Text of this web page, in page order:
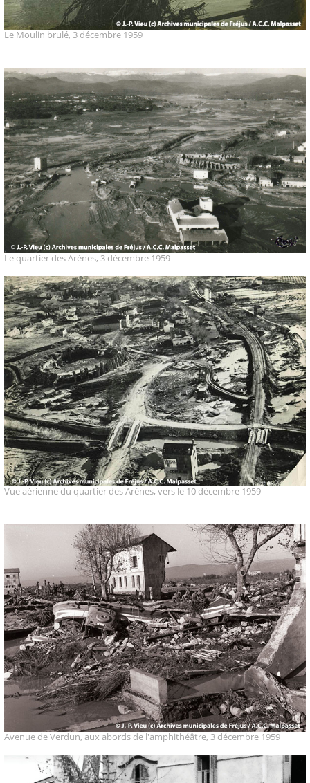
Le Moulin brulé, 3 décembre 1959
Le quartier des Arènes, 3 décembre 1959
Vue aérienne du quartier des Arènes, vers le 10 décembre 1959
Avenue de Verdun, aux abords de l'amphithéâtre, 3 décembre 1959